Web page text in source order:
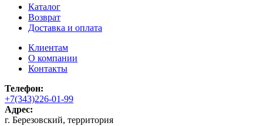
Каталог
Возврат
Доставка и оплата
Клиентам
О компании
Контакты
Телефон:
+7(343)226-01-99
Адрес:
г. Березовский, территория